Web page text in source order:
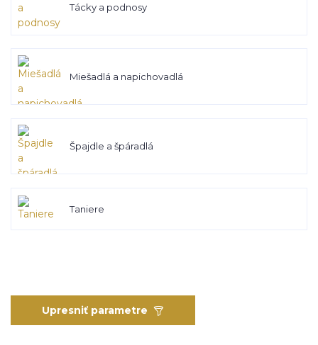
Tácky a podnosy
Miešadlá a napichovadlá
Špajdle a špáradlá
Taniere
Upresniť parametre